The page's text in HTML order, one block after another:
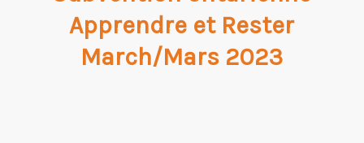
Apprendre et Rester
March/Mars 2023